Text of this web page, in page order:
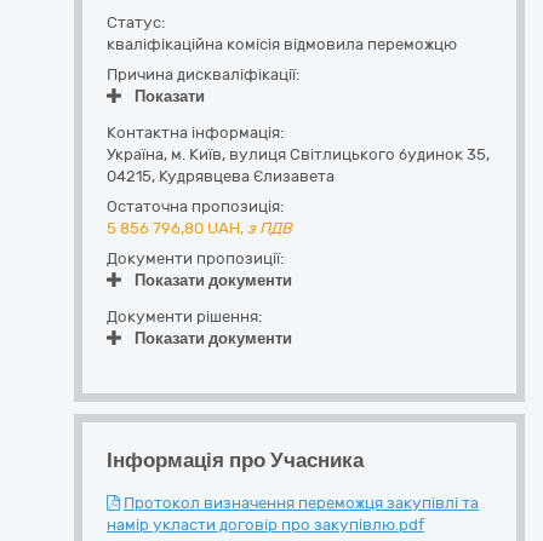
Статус:
кваліфікаційна комісія відмовила переможцю
Причина дискваліфікації:
Показати
Контактна інформація:
Україна, м. Київ, вулиця Світлицького будинок 35,
04215, Кудрявцева Єлизавета
Остаточна пропозиція:
5 856 796,80 UAH, з ПДВ
Документи пропозиції:
Показати документи
Документи рішення:
Показати документи
Інформація про Учасника
Протокол визначення переможця закупівлі та
намір укласти договір про закупівлю.pdf